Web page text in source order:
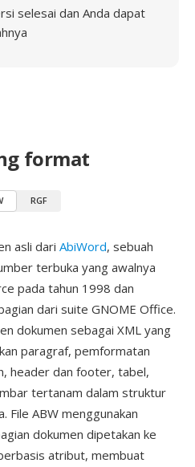
selesai dan Anda dapat
format
RGF
asli dari AbiWord, sebuah
terbuka yang awalnya
pada tahun 1998 dan
dari suite GNOME Office.
dokumen sebagai XML yang
paragraf, pemformatan
header dan footer, tabel,
tertanam dalam struktur
File ABW menggunakan
dokumen dipetakan ke
atribut, membuat